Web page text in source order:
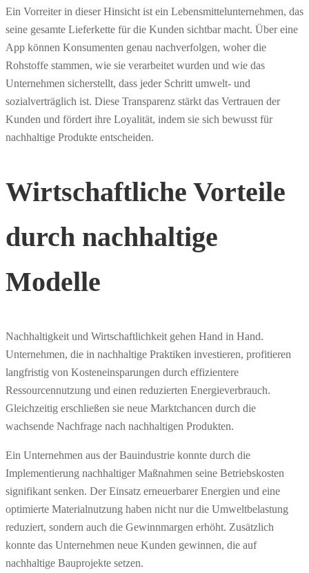
Ein Vorreiter in dieser Hinsicht ist ein Lebensmittelunternehmen, das
seine gesamte Lieferkette für die Kunden sichtbar macht. Über eine
App können Konsumenten genau nachverfolgen, woher die
Rohstoffe stammen, wie sie verarbeitet wurden und wie das
Unternehmen sicherstellt, dass jeder Schritt umwelt- und
sozialverträglich ist. Diese Transparenz stärkt das Vertrauen der
Kunden und fördert ihre Loyalität, indem sie sich bewusst für
nachhaltige Produkte entscheiden.
Wirtschaftliche Vorteile
durch nachhaltige
Modelle
Nachhaltigkeit und Wirtschaftlichkeit gehen Hand in Hand.
Unternehmen, die in nachhaltige Praktiken investieren, profitieren
langfristig von Kosteneinsparungen durch effizientere
Ressourcennutzung und einen reduzierten Energieverbrauch.
Gleichzeitig erschließen sie neue Marktchancen durch die
wachsende Nachfrage nach nachhaltigen Produkten.
Ein Unternehmen aus der Bauindustrie konnte durch die
Implementierung nachhaltiger Maßnahmen seine Betriebskosten
signifikant senken. Der Einsatz erneuerbarer Energien und eine
optimierte Materialnutzung haben nicht nur die Umweltbelastung
reduziert, sondern auch die Gewinnmargen erhöht. Zusätzlich
konnte das Unternehmen neue Kunden gewinnen, die auf
nachhaltige Bauprojekte setzen.